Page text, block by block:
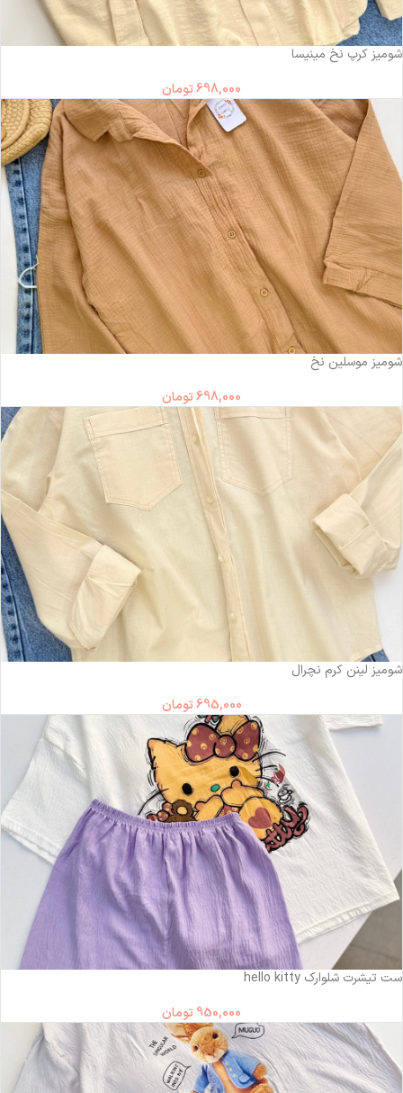
شومیز کرپ نخ مینیسا
698,000تومان
شومیز موسلین نخ
698,000تومان
شومیز لینن کرم نچرال
695,000تومان
ست تیشرت شلوارک hello kitty
950,000 تومان